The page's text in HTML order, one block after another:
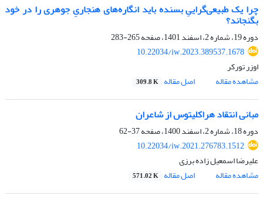
چرا یک طبیعی‌گراییِ بسنده باید انگاره‌های هنجاریِ جوهری را در خود
بگنجاند؟
دوره 19، شماره 2، اسفند 1401، صفحه
265-283
10.22034/iw.2023.389537.1678
اوزر تورکر
مشاهده مقاله
اصل مقاله 309.8 K
مبانی انتقاد هراکلیتوس از شاعران
دوره 18، شماره 2، اسفند 1400، صفحه
37-62
10.22034/iw.2021.276783.1512
علیرضا اسمعیل زاده برزی
مشاهده مقاله
اصل مقاله 571.02 K